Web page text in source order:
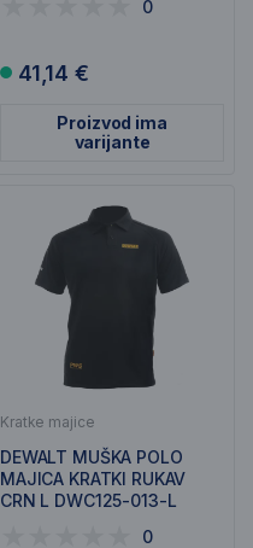
0
41,14 €
Proizvod ima
varijante
Kratke majice
DEWALT MUŠKA POLO
MAJICA KRATKI RUKAV
CRN L DWC125-013-L
0